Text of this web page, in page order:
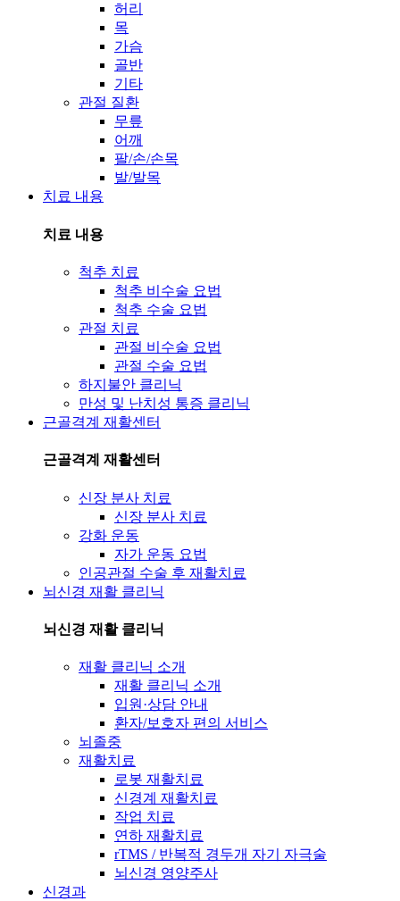
허리
목
가슴
골반
기타
관절 질환
무릎
어깨
팔/손/손목
발/발목
치료 내용
치료 내용
척추 치료
척추 비수술 요법
척추 수술 요법
관절 치료
관절 비수술 요법
관절 수술 요법
하지불안 클리닉
만성 및 난치성 통증 클리닉
근골격계 재활센터
근골격계 재활센터
신장 분사 치료
신장 분사 치료
강화 운동
자가 운동 요법
인공관절 수술 후 재활치료
뇌신경 재활 클리닉
뇌신경 재활 클리닉
재활 클리닉 소개
재활 클리닉 소개
입원·상담 안내
환자/보호자 편의 서비스
뇌졸중
재활치료
로봇 재활치료
신경계 재활치료
작업 치료
연하 재활치료
rTMS / 반복적 경두개 자기 자극술
뇌신경 영양주사
신경과